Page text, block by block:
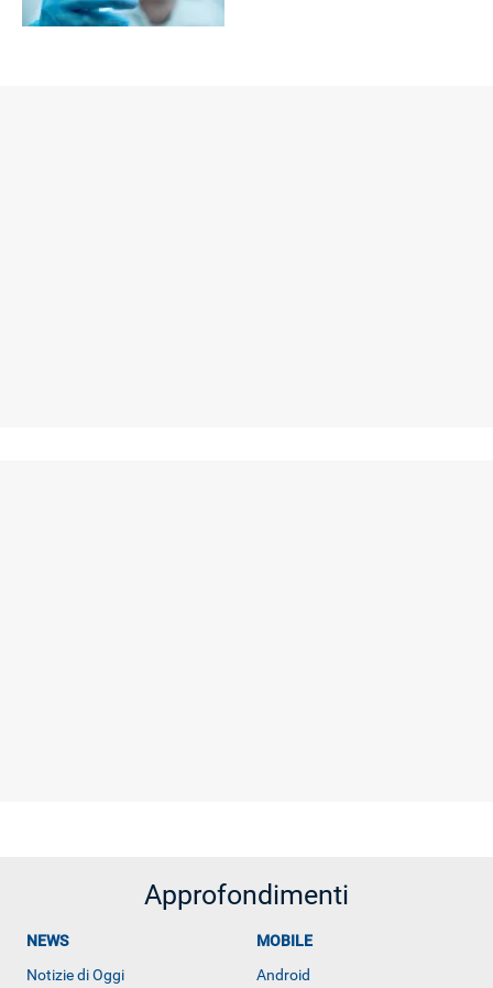
Approfondimenti
NEWS
Notizie di Oggi
MOBILE
Android